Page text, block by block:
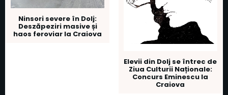
Ninsori severe în Dolj:
Deszăpeziri masive și
haos feroviar la Craiova
Elevii din Dolj se întrec de
Ziua Culturii Naționale:
Concurs Eminescu la
Craiova